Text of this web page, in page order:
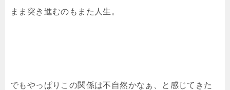
まま突き進むのもまた人生。
でもやっぱりこの関係は不自然かなぁ、と感じてきた